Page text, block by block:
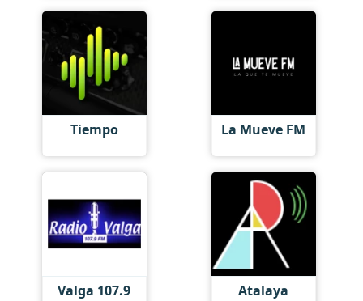
Tiempo La Mueve FM
Valga 107.9 Atalaya